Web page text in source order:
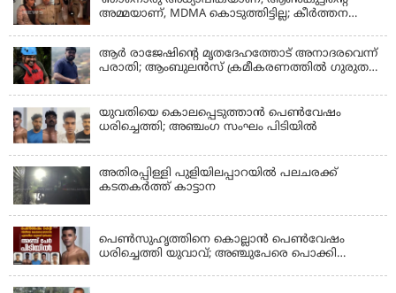
അമ്മയാണ്‌, MDMA കൊടുത്തിട്ടില്ല; കീർത്തന
ആര്‍ രാജേഷിന്റെ മൃതദേഹത്തോട് അനാദരവെന്ന്
പരാതി; ആംബുലന്‍സ് ക്രമീകരണത്തില്‍ ഗുരുതര
ഫ്രീസര്‍ സംവിധാനം ഇല്ലാതെയെന്നും ആരോപണം
യുവതിയെ കൊലപ്പെടുത്താൻ പെൺവേഷം
ധരിച്ചെത്തി; അഞ്ചംഗ സംഘം പിടിയിൽ
അതിരപ്പിള്ളി പുളിയിലപ്പാറയിൽ പലചരക്ക്
കടതകർത്ത് കാട്ടാന
പെണ്‍സുഹൃത്തിനെ കൊല്ലാന്‍ പെണ്‍വേഷം
ധരിച്ചെത്തി യുവാവ്; അഞ്ചുപേരെ പൊക്കി